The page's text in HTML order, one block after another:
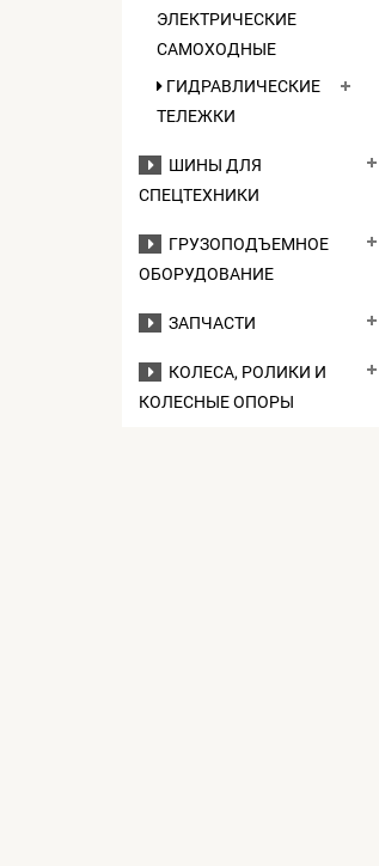
ЭЛЕКТРИЧЕСКИЕ
САМОХОДНЫЕ
ГИДРАВЛИЧЕСКИЕ
ТЕЛЕЖКИ
ШИНЫ ДЛЯ
СПЕЦТЕХНИКИ
ГРУЗОПОДЪЕМНОЕ
ОБОРУДОВАНИЕ
ЗАПЧАСТИ
КОЛЕСА, РОЛИКИ И
КОЛЕСНЫЕ ОПОРЫ